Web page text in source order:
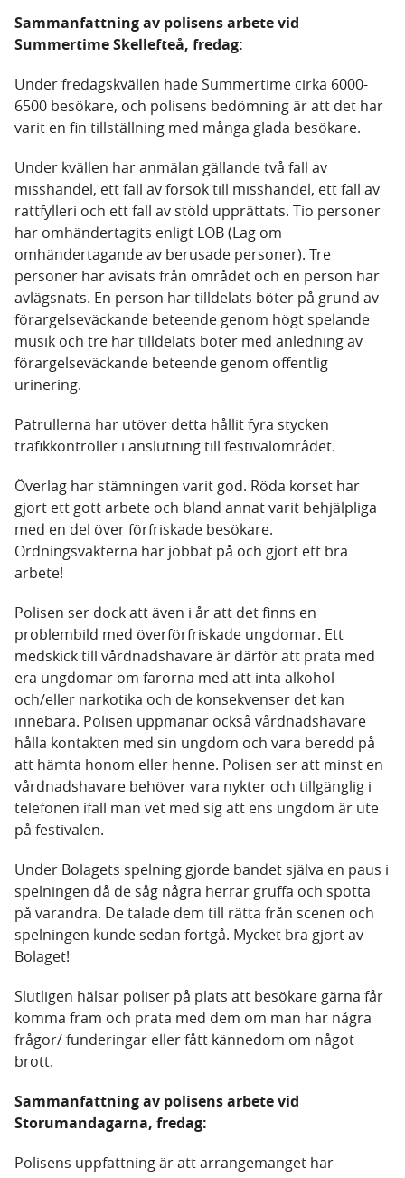
Sammanfattning av polisens arbete vid
Summertime Skellefteå, fredag:
Under fredagskvällen hade Summertime cirka 6000-
6500 besökare, och polisens bedömning är att det har
varit en fin tillställning med många glada besökare.
Under kvällen har anmälan gällande två fall av
misshandel, ett fall av försök till misshandel, ett fall av
rattfylleri och ett fall av stöld upprättats. Tio personer
har omhändertagits enligt LOB (Lag om
omhändertagande av berusade personer). Tre
personer har avisats från området och en person har
avlägsnats. En person har tilldelats böter på grund av
förargelseväckande beteende genom högt spelande
musik och tre har tilldelats böter med anledning av
förargelseväckande beteende genom offentlig
urinering.
Patrullerna har utöver detta hållit fyra stycken
trafikkontroller i anslutning till festivalområdet.
Överlag har stämningen varit god. Röda korset har
gjort ett gott arbete och bland annat varit behjälpliga
med en del över förfriskade besökare.
Ordningsvakterna har jobbat på och gjort ett bra
arbete!
Polisen ser dock att även i år att det finns en
problembild med överförfriskade ungdomar. Ett
medskick till vårdnadshavare är därför att prata med
era ungdomar om farorna med att inta alkohol
och/eller narkotika och de konsekvenser det kan
innebära. Polisen uppmanar också vårdnadshavare
hålla kontakten med sin ungdom och vara beredd på
att hämta honom eller henne. Polisen ser att minst en
vårdnadshavare behöver vara nykter och tillgänglig i
telefonen ifall man vet med sig att ens ungdom är ute
på festivalen.
Under Bolagets spelning gjorde bandet själva en paus i
spelningen då de såg några herrar gruffa och spotta
på varandra. De talade dem till rätta från scenen och
spelningen kunde sedan fortgå. Mycket bra gjort av
Bolaget!
Slutligen hälsar poliser på plats att besökare gärna får
komma fram och prata med dem om man har några
frågor/ funderingar eller fått kännedom om något
brott.
Sammanfattning av polisens arbete vid
Storumandagarna, fredag:
Polisens uppfattning är att arrangemanget har